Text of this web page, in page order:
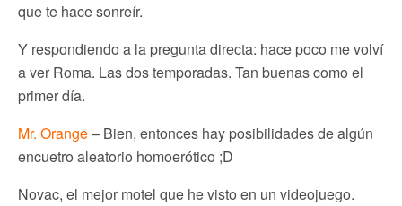
que te hace sonreír.
Y respondiendo a la pregunta directa: hace poco me volví
a ver Roma. Las dos temporadas. Tan buenas como el
primer día.
Mr. Orange– Bien, entonces hay posibilidades de algún
encuetro aleatorio homoerótico ;D
Novac, el mejor motel que he visto en un videojuego.